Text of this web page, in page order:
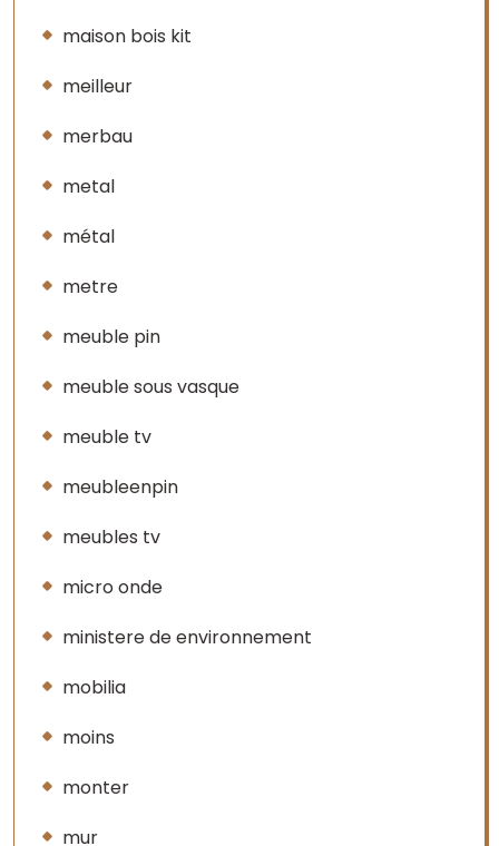
maison bois kit
meilleur
merbau
metal
métal
metre
meuble pin
meuble sous vasque
meuble tv
meubleenpin
meubles tv
micro onde
ministere de environnement
mobilia
moins
monter
mur